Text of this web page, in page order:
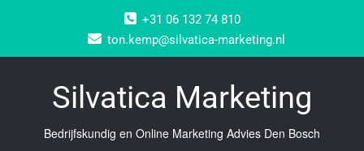
+31 06 132 74 810
ton.kemp@silvatica-marketing.nl
Silvatica Marketing
Bedrijfskundig en Online Marketing Advies Den Bosch